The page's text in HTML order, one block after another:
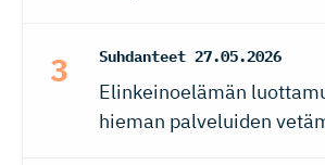
Suhdanteet 27.05.2026
Elinkeinoelämän
hieman palveluiden